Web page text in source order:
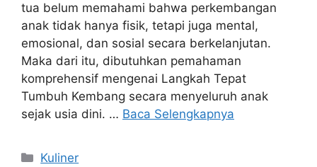
tua belum memahami bahwa perkembangan
anak tidak hanya fisik, tetapi juga mental,
emosional, dan sosial secara berkelanjutan.
Maka dari itu, dibutuhkan pemahaman
komprehensif mengenai Langkah Tepat
Tumbuh Kembang secara menyeluruh anak
sejak usia dini. … Baca Selengkapnya
Kategori
Kuliner